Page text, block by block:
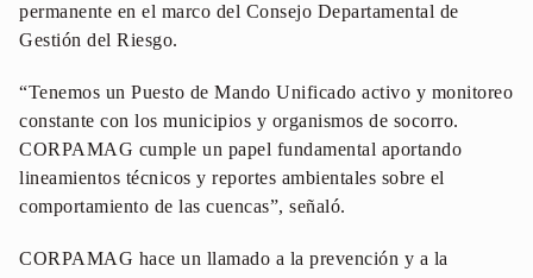
permanente en el marco del Consejo Departamental de
Gestión del Riesgo.
“Tenemos un Puesto de Mando Unificado activo y monitoreo
constante con los municipios y organismos de socorro.
CORPAMAG cumple un papel fundamental aportando
lineamientos técnicos y reportes ambientales sobre el
comportamiento de las cuencas”, señaló.
CORPAMAG hace un llamado a la prevención y a la